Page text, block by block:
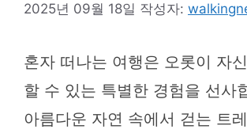
2025년 09월 18일 작성자:
혼자 떠나는 여행은 오롯이 자
할 수 있는 특별한 경험을 선사
아름다운 자연 속에서 걷는 트